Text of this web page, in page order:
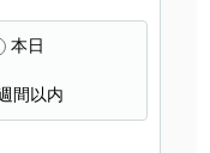
本日
間以内